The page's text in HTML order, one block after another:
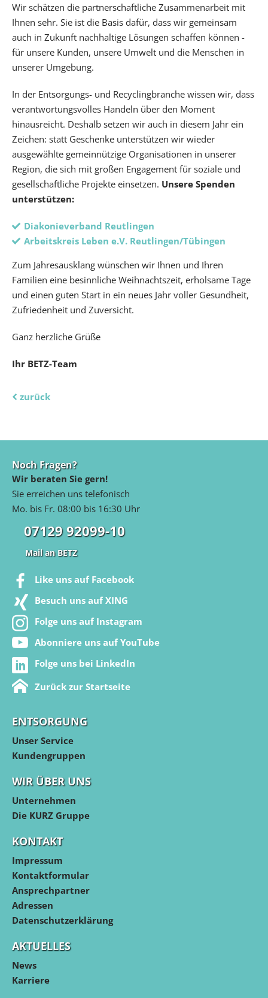
Wir schätzen die partnerschaftliche Zusammenarbeit mit
Ihnen sehr. Sie ist die Basis dafür, dass wir gemeinsam
auch in Zukunft nachhaltige Lösungen schaffen können -
für unsere Kunden, unsere Umwelt und die Menschen in
unserer Umgebung.
In der Entsorgungs- und Recyclingbranche wissen wir, dass
verantwortungsvolles Handeln über den Moment
hinausreicht. Deshalb setzen wir auch in diesem Jahr ein
Zeichen: statt Geschenke unterstützen wir wieder
ausgewählte gemeinnützige Organisationen in unserer
Region, die sich mit großen Engagement für soziale und
gesellschaftliche Projekte einsetzen. Unsere Spenden
unterstützen:
Diakonieverband Reutlingen
Arbeitskreis Leben e.V. Reutlingen/Tübingen
Zum Jahresausklang wünschen wir Ihnen und Ihren
Familien eine besinnliche Weihnachtszeit, erholsame Tage
und einen guten Start in ein neues Jahr voller Gesundheit,
Zufriedenheit und Zuversicht.
Ganz herzliche Grüße
Ihr BETZ-Team
zurück
Noch Fragen?
Wir beraten Sie gern!
Sie erreichen uns telefonisch
Mo. bis Fr. 08:00 bis 16:30 Uhr
07129 92099-10
Mail an BETZ
Like uns auf Facebook
Besuch uns auf XING
Folge uns auf Instagram
Abonniere uns auf YouTube
Folge uns bei LinkedIn
Zurück zur Startseite
ENTSORGUNG
Unser Service
Kundengruppen
WIR ÜBER UNS
Unternehmen
Die KURZ Gruppe
KONTAKT
Impressum
Kontaktformular
Ansprechpartner
Adressen
Datenschutzerklärung
AKTUELLES
News
Karriere